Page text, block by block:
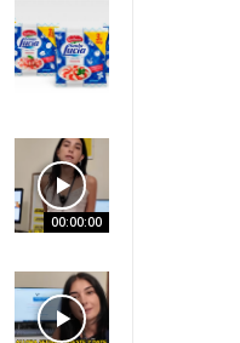
00:00:00